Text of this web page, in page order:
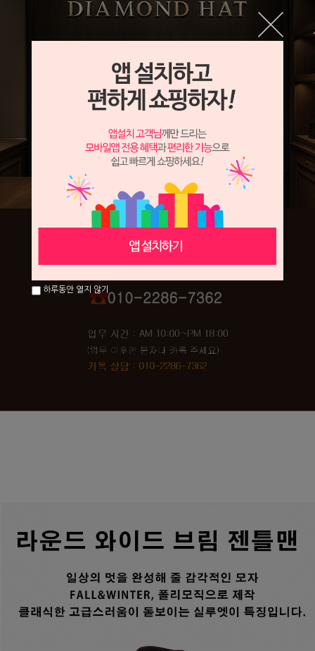
하루동안 열지 않기